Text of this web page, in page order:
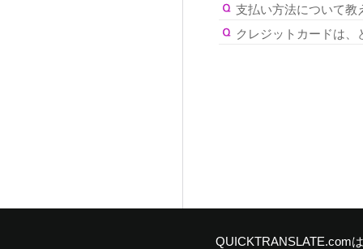
支払い方法について教
クレジットカードは
QUICKTRANSLATE.com